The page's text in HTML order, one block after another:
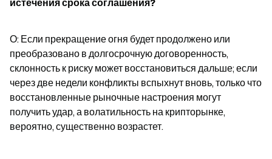
О: Если прекращение огня будет продолжено или
преобразовано в долгосрочную договоренность,
склонность к риску может восстановиться дальше; если
через две недели конфликты вспыхнут вновь, только что
восстановленные рыночные настроения могут
получить удар, а волатильность на крипторынке,
вероятно, существенно возрастет.